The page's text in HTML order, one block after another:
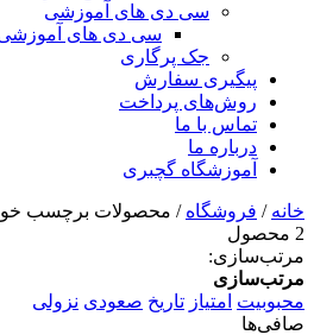
سی دی های آموزشی
سی دی های
جک پرگاری
پیگیری سفارش
روش‌های پرداخت
تماس با ما
درباره ما
آموزشگاه گچبری
خانه / فروشگاه / محصولات برچسب
2 محصول
مرتب‌سازی:
مرتب‌سازی
محبوبیت امتیاز تاریخ صعودی نزولی
صافی‌ها